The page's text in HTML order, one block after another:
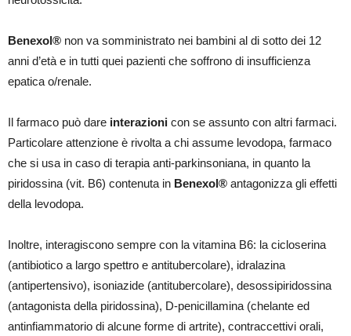
Benexol® non va somministrato nei bambini al di sotto dei 12
anni d’età e in tutti quei pazienti che soffrono di insufficienza
epatica o/renale.
Il farmaco può dare interazioni con se assunto con altri farmaci.
Particolare attenzione è rivolta a chi assume levodopa, farmaco
che si usa in caso di terapia anti-parkinsoniana, in quanto la
piridossina (vit. B6) contenuta in Benexol® antagonizza gli effetti
della levodopa.
Inoltre, interagiscono sempre con la vitamina B6: la cicloserina
(antibiotico a largo spettro e antitubercolare), idralazina
(antipertensivo), isoniazide (antitubercolare), desossipiridossina
(antagonista della piridossina), D-penicillamina (chelante ed
antinfiammatorio di alcune forme di artrite), contraccettivi orali,